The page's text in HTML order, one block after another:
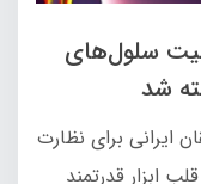
سلول‌های
شد
ایرانی برای نظارت
ابزار قدرتمند